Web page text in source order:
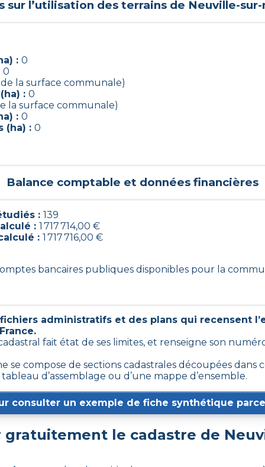
sur l’utilisation des terrains de Neuville-
: 0
0
de la surface communale)
: 0
la surface communale)
: 0
(ha) : 0
Balance comptable et données financières
: 139
: 1 717 714,00 €
: 1 717 716,00 €
bancaires publiques disponibles pour la
administratifs et des plans qui recensent
fait état de ses limites, et renseigne son
se compose de sections cadastrales découpées dans
d’assemblage ou d’une mappe d’ensemble.
consulter un exemple de fiche synthétique
le cadastre de